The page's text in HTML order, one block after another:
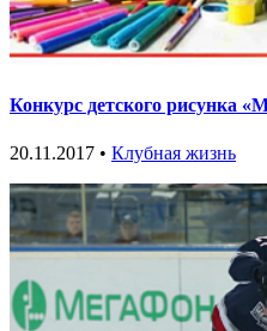
Конкурс детского рисунка
20.11.2017 • Клубная жизнь